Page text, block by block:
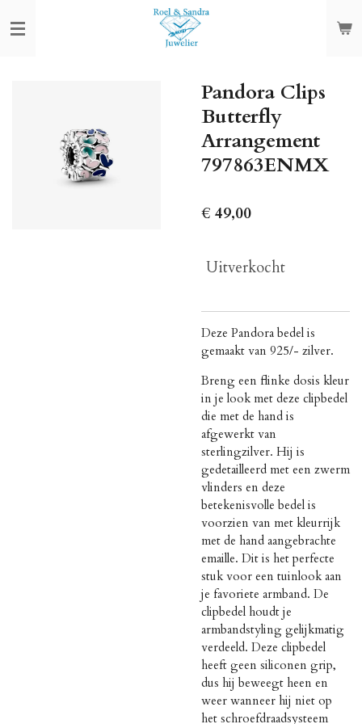
direct
Pandora Clips
Butterfly
Arrangement
797863ENMX
€ 49,00
Uitverkocht
Deze Pandora bedel is
gemaakt van 925/- zilver.
Breng een flinke dosis kleur
in je look met deze clipbedel
die met de hand is
afgewerkt van
sterlingzilver. Hij is
gedetailleerd met een zwerm
vlinders en deze
betekenisvolle bedel is
voorzien van met kleurrijk
met de hand aangebrachte
emaille. Dit is het perfecte
stuk voor een tuinlook aan
je favoriete armband. De
clipbedel houdt je
armbandstyling gelijkmatig
verdeeld. Deze clipbedel
heeft geen siliconen grip,
dus hij beweegt heen en
weer wanneer hij niet op
het schroefdraadsysteem